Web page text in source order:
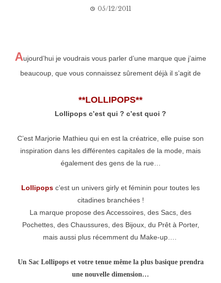
05/12/2011
Aujourd’hui je voudrais vous parler d’une marque que j’aime
beaucoup, que vous connaissez sûrement déjà il s’agit de
**LOLLIPOPS**
Lollipops c’est qui ? c’est quoi ?
C’est Marjorie Mathieu qui en est la créatrice, elle puise son
inspiration dans les différentes capitales de la mode, mais
également des gens de la rue…
Lollipops c’est un univers girly et féminin pour toutes les
citadines branchées !
La marque propose des Accessoires, des Sacs, des
Pochettes, des Chaussures, des Bijoux, du Prêt à Porter,
mais aussi plus récemment du Make-up….
Un Sac Lollipops et votre tenue même la plus basique prendra
une nouvelle dimension…